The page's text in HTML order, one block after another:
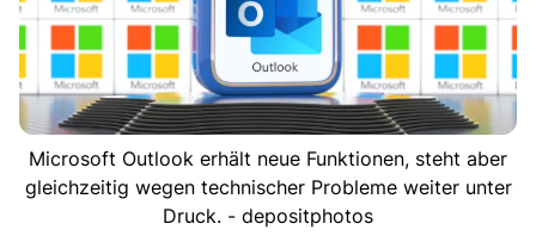
Microsoft Outlook erhält neue Funktionen, steht aber
gleichzeitig wegen technischer Probleme weiter unter
Druck. - depositphotos